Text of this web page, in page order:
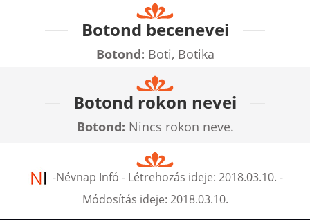
Botond becenevei
Botond: Boti, Botika
Botond rokon nevei
Botond: Nincs rokon neve.
-Névnap Infó - Létrehozás ideje: 2018.03.10. -
Módosítás ideje: 2018.03.10.